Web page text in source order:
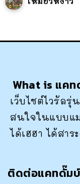
What is แคท
เว็บไซต์ไวรัลรุ่
สนใจในแบบแ
ได้เฮฮา ได้สาร
ติดต่อแคทดั๊มบ์